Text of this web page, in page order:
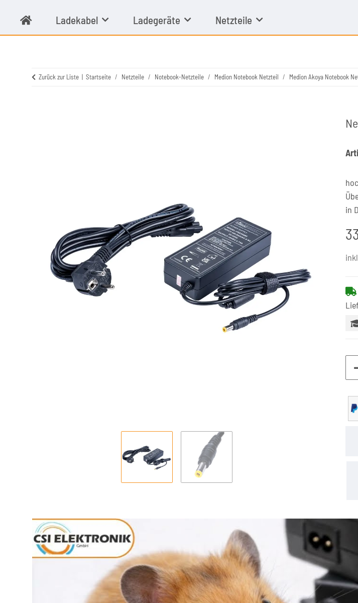
Ladekabel Ladegeräte Netzteile
Zurück zur Liste Startseite Netzteile Notebook-Netzteile Medion Notebook Netzteil Medion Akoya Notebook
in